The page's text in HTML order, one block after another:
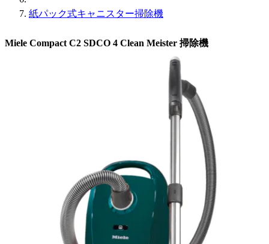
紙パック式キャニスター掃除機
Miele Compact C2 SDCO 4 Clean Meister 掃除機